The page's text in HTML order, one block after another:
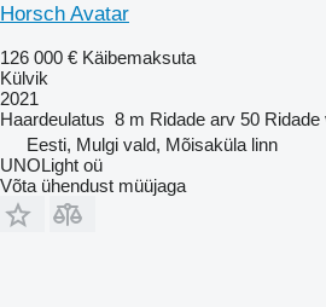
Horsch Avatar
126 000 € Käibemaksuta
Külvik
2021
Haardeulatus 8 m Ridade arv 50 Ridade
Eesti, Mulgi vald, Mõisaküla linn
UNOLight oü
Võta ühendust müüjaga